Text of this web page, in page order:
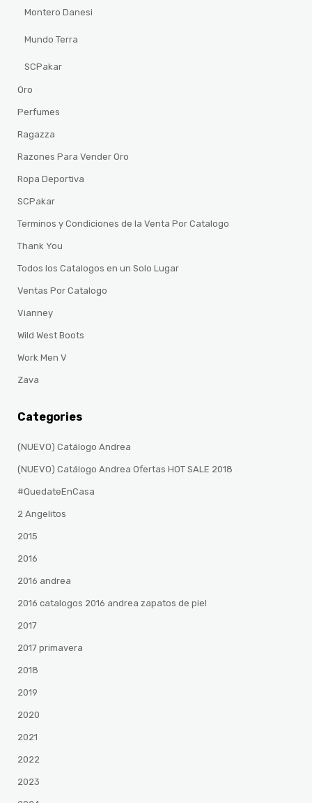
Montero Danesi
Mundo Terra
SCPakar
Oro
Perfumes
Ragazza
Razones Para Vender Oro
Ropa Deportiva
SCPakar
Terminos y Condiciones de la Venta Por Catalogo
Thank You
Todos los Catalogos en un Solo Lugar
Ventas Por Catalogo
Vianney
Wild West Boots
Work Men V
Zava
Categories
(NUEVO) Catálogo Andrea
(NUEVO) Catálogo Andrea Ofertas HOT SALE 2018
#QuedateEnCasa
2 Angelitos
2015
2016
2016 andrea
2016 catalogos 2016 andrea zapatos de piel
2017
2017 primavera
2018
2019
2020
2021
2022
2023